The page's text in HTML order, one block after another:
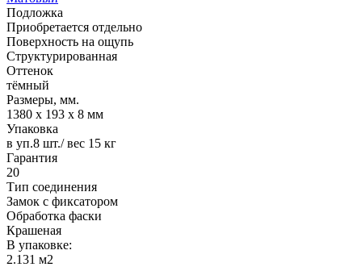
Подложка
Приобретается отдельно
Поверхность на ощупь
Структурированная
Оттенок
тёмный
Размеры, мм.
1380 х 193 х 8 мм
Упаковка
в уп.8 шт./ вес 15 кг
Гарантия
20
Тип соединения
Замок с фиксатором
Обработка фаски
Крашеная
В упаковке:
2.131 м2